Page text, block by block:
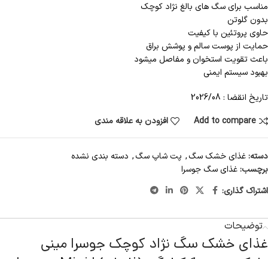
مناسب برای سگ های بالغ نژاد کوچک
بدون گلوتن
حاوی پروتئین با کیفیت
حمایت از پوست سالم و پوشش براق
باعث تقویت استخوان و مفاصل میشود
بهبود سیستم ایمنی
تاریخ انقضا : 2026/08
Add to compare
افزودن به علاقه مندی
دسته:غذای خشک سگ, پت شاپ سگ, دسته بندی نشده
برچسب:غذای سگ جوسرا
اشتراک گذاری:
توضیحات
غذای خشک سگ نژاد کوچک جوسرا مینی